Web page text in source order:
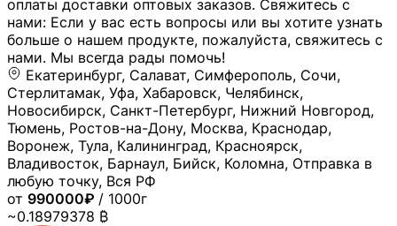
оплаты доставки оптовых заказов. Свяжитесь с
нами: Если у вас есть вопросы или вы хотите узнать
больше о нашем продукте, пожалуйста, свяжитесь с
нами. Мы всегда рады помочь!
Екатеринбург, Салават, Симферополь, Сочи,
Стерлитамак, Уфа, Хабаровск, Челябинск,
Новосибирск, Санкт-Петербург, Нижний Новгород,
Тюмень, Ростов-на-Дону, Москва, Краснодар,
Воронеж, Тула, Калининград, Красноярск,
Владивосток, Барнаул, Бийск, Коломна, Отправка в
любую точку, Вся РФ
от 990000₽ / 1000г
~0.18979378 ₿